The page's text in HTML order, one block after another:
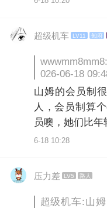
超级机车 LV11 知府
026-06-18
山姆的会员制
人，会员制算
员噢，她们比年
6-18 10:28
压力差 LV5 路人
超级机车:山